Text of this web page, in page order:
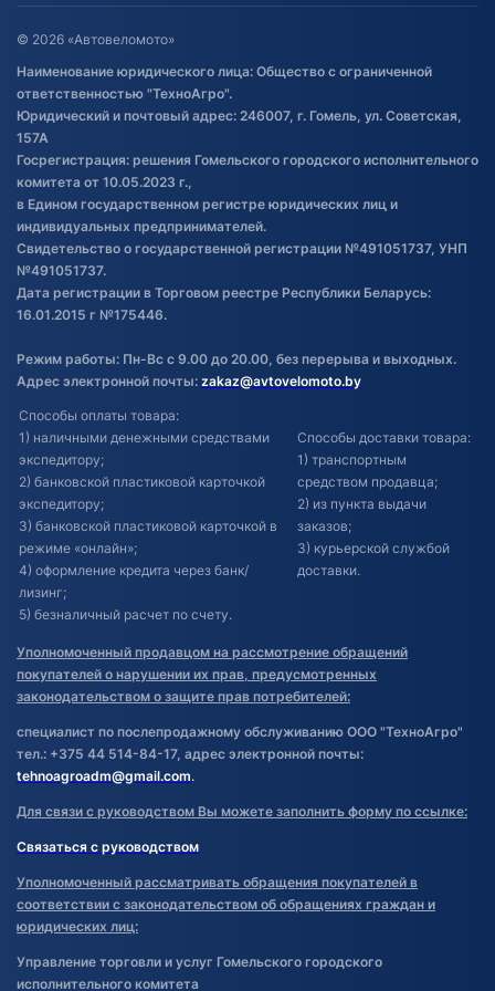
Оставить отзыв
Договор публичной оферты
Обработка файлов cookie
Постановка транспорта на учет
Обновления в ЭПТС 2024
© 2026 «Автовеломото»
Наименование юридического лица: Общество с ограниченной
ответственностью "ТехноАгро".
Юридический и почтовый адрес: 246007, г. Гомель, ул. Советская,
157А
Госрегистрация: решения Гомельского городского исполнительного
комитета от 10.05.2023 г.,
в Едином государственном регистре юридических лиц и
индивидуальных предпринимателей.
Свидетельство о государственной регистрации №491051737, УНП
№491051737.
Дата регистрации в Торговом реестре Республики Беларусь:
16.01.2015 г №175446.
Режим работы: Пн-Вс с 9.00 до 20.00, без перерыва и выходных.
Адрес электронной почты: zakaz@avtovelomoto.by
Способы оплаты товара:
1) наличными денежными средствами
экспедитору;
2) банковской пластиковой карточкой
экспедитору;
3) банковской пластиковой карточкой в
режиме «онлайн»;
4) оформление кредита через банк/
лизинг;
5) безналичный расчет по счету.
Способы доставки товара:
1) транспортным
средством продавца;
2) из пункта выдачи
заказов;
3) курьерской службой
доставки.
Уполномоченный продавцом на рассмотрение обращений
покупателей о нарушении их прав, предусмотренных
законодательством о защите прав потребителей:
специалист по послепродажному обслуживанию ООО "ТехноАгро"
тел.: +375 44 514-84-17, адрес электронной почты:
tehnoagroadm@gmail.com.
Для связи с руководством Вы можете заполнить форму по ссылке:
Связаться с руководством
Уполномоченный рассматривать обращения покупателей в
соответствии с законодательством об обращениях граждан и
юридических лиц:
Управление торговли и услуг Гомельского городского
исполнительного комитета